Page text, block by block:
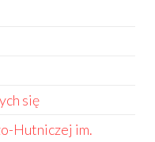
się
Hutniczej im.